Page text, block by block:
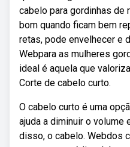
cabelo para gordinhas
bom quando ficam bem
retas, pode envelhecer e
Webpara as mulheres
ideal é aquela que
Corte de cabelo curto.
O cabelo curto é uma
ajuda a diminuir o volume
disso, o cabelo. Webdos